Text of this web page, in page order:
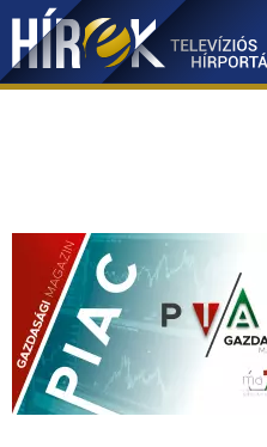
Ugrás
tartalomra
Hírek.sk